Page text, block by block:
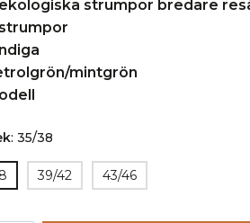
: 35/38
39/42 43/46